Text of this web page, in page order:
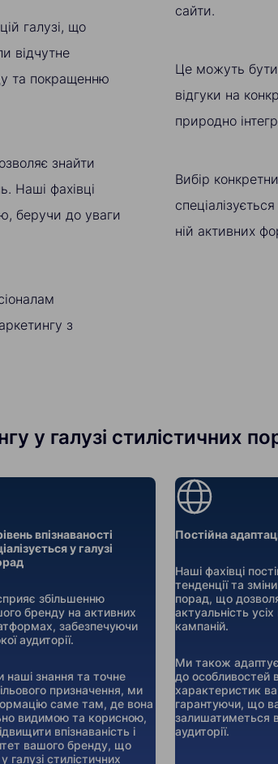
галузі, що
відчутне
та покращенню
знайти
Наші фахівці
беручи до уваги
з
сайти.
Це можуть бути
відгуки на
природно
Вибір
ній активних
у галузі стилістичних
впізнаваності
у галузі
збільшенню
бренду на активних
забезпечуючи
аудиторії.
наші знання та точне
призначення, ми
саме там, де вона
видимою та корисною,
впізнаваність і
вашого бренду, що
галузі стилістичних
Постійна
Наші фахівці
тенденції та
порад, що
актуальність
кампаній.
Ми також
до особливостей
характеристик
гарантуючи, що
залишатиметься в
аудиторії.